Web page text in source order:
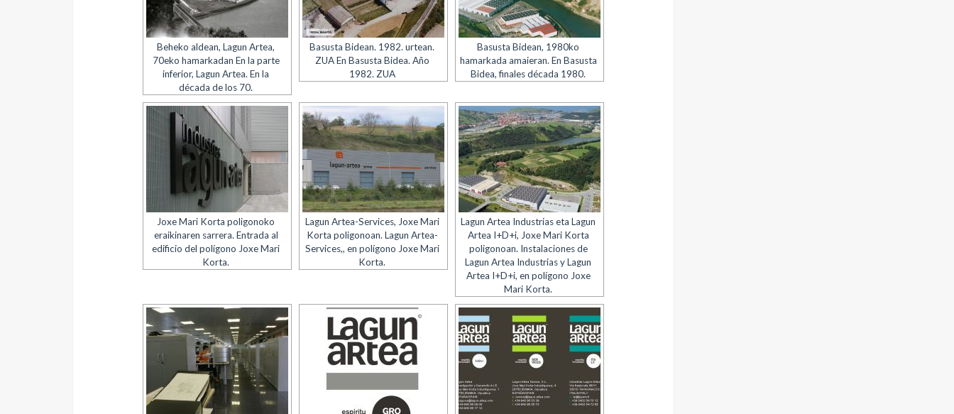
Beheko aldean, Lagun Artea,
70eko hamarkadan En la parte
inferior, Lagun Artea. En la
década de los 70.
Basusta Bidean. 1982. urtean.
ZUA En Basusta Bidea. Año
1982. ZUA
Basusta Bidean, 1980ko
hamarkada amaieran. En Basusta
Bidea, finales década 1980.
Joxe Mari Korta poligonoko
eraikinaren sarrera. Entrada al
edificio del polígono Joxe Mari
Korta.
Lagun Artea-Services, Joxe Mari
Korta poligonoan. Lagun Artea-
Services,, en polígono Joxe Mari
Korta.
Lagun Artea Industrias eta Lagun
Artea I+D+i, Joxe Mari Korta
poligonoan. Instalaciones de
Lagun Artea Industrias y Lagun
Artea I+D+i, en polígono Joxe
Mari Korta.